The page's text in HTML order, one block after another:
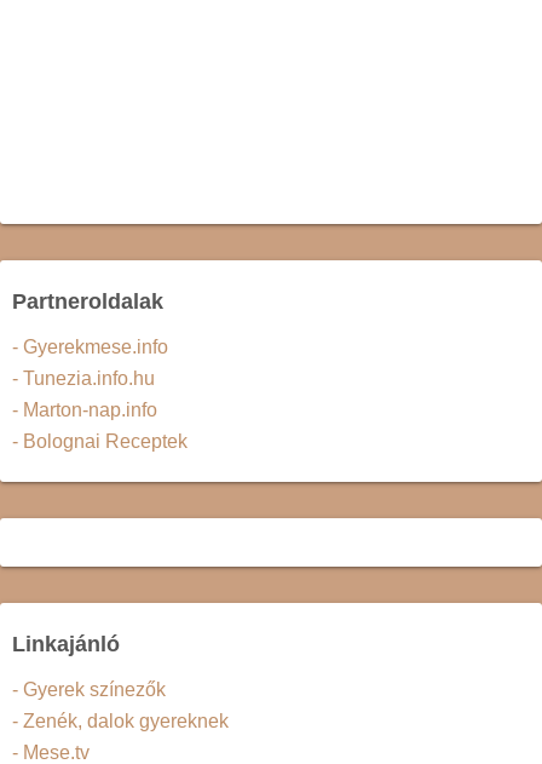
Partneroldalak
- Gyerekmese.info
- Tunezia.info.hu
- Marton-nap.info
- Bolognai Receptek
Linkajánló
- Gyerek színezők
- Zenék, dalok gyereknek
- Mese.tv